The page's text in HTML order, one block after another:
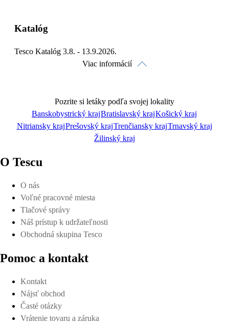
Katalóg
Tesco Katalóg 3.8. - 13.9.2026.
Viac informácií
Pozrieť online
Pozrite si letáky podľa svojej lokality
Banskobystrický krajBratislavský krajKošický kraj
Nitriansky krajPrešovský krajTrenčiansky krajTrnavský kraj
Žilinský kraj
O Tescu
O nás
Voľné pracovné miesta
Tlačové správy
Náš prístup k udržateľnosti
Obchodná skupina Tesco
Pomoc a kontakt
Kontakt
Nájsť obchod
Časté otázky
Vrátenie tovaru a záruka